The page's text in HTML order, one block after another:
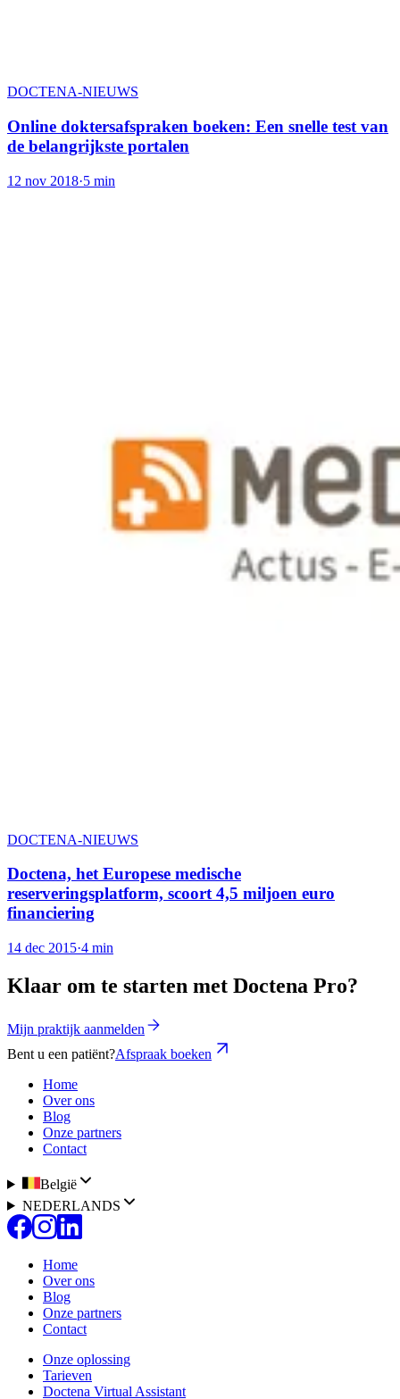
DOCTENA-NIEUWS
Online doktersafspraken boeken: Een snelle test van
de belangrijkste portalen
12 nov 2018·5 min
DOCTENA-NIEUWS
Doctena, het Europese medische
reserveringsplatform, scoort 4,5 miljoen euro
financiering
14 dec 2015·4 min
Klaar om te starten met Doctena Pro?
Mijn praktijk aanmelden
Bent u een patiënt?Afspraak boeken
Home
Over ons
Blog
Onze partners
Contact
België
NEDERLANDS
Home
Over ons
Blog
Onze partners
Contact
Onze oplossing
Tarieven
Doctena Virtual Assistant